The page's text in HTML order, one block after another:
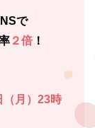
で
２倍 ！
（月）23時